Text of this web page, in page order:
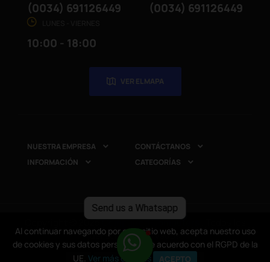
Send us a Whatsapp
Al continuar navegando por este sitio web, acepta nuestro uso
de cookies y sus datos personales de acuerdo con el RGPD de la
UE. Ver más detalles ACEPTO
(0034) 691126449 (0034) 691126449
10:00 - 18:00
VER EL MAPA
NUESTRA EMPRESA  CONTÁCTANOS 
INFORMACIÓN  CATEGORÍAS 
Al continuar navegando por este sitio web, acepta nuestro uso
de cookies y sus datos personales de acuerdo con el RGPD de la
UE. Ver más detalles ACEPTO
Copyright © 2025CompuRed Computers
derechos reservados